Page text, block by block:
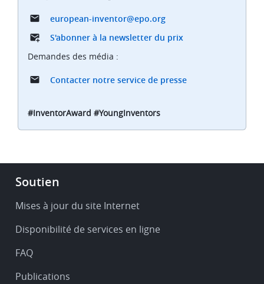
european-inventor@epo.org
S'abonner à la newsletter du prix
Demandes des média :
Contacter notre service de presse
#InventorAward #YoungInventors
Footer
Service
support
Soutien
Mises à jour du site Internet
Disponibilité de services en ligne
FAQ
Publications